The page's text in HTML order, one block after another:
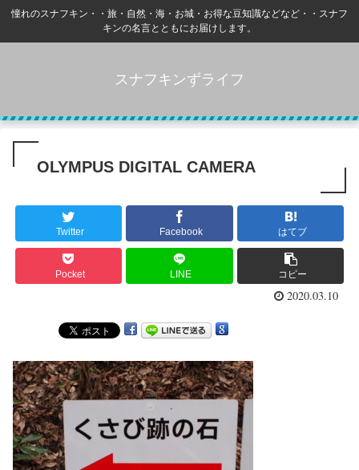
憧れのスナフキン・・旅・自然・海・お城・お得な豆知識などなど・・スナフ
キンの名言とともにお届けします。
スナフキンずライフ
OLYMPUS DIGITAL CAMERA
Twitter Facebook はてブ
Pocket LINE コピー
2020.03.10